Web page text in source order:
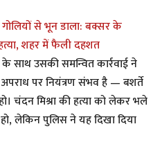
से भून डाला: बक्सर के
शहर में फैली दहशत
साथ उसकी समन्वित कार्रवाई ने
पर नियंत्रण संभव है — बशर्ते
चंदन मिश्रा की हत्या को लेकर भले
लेकिन पुलिस ने यह दिखा दिया